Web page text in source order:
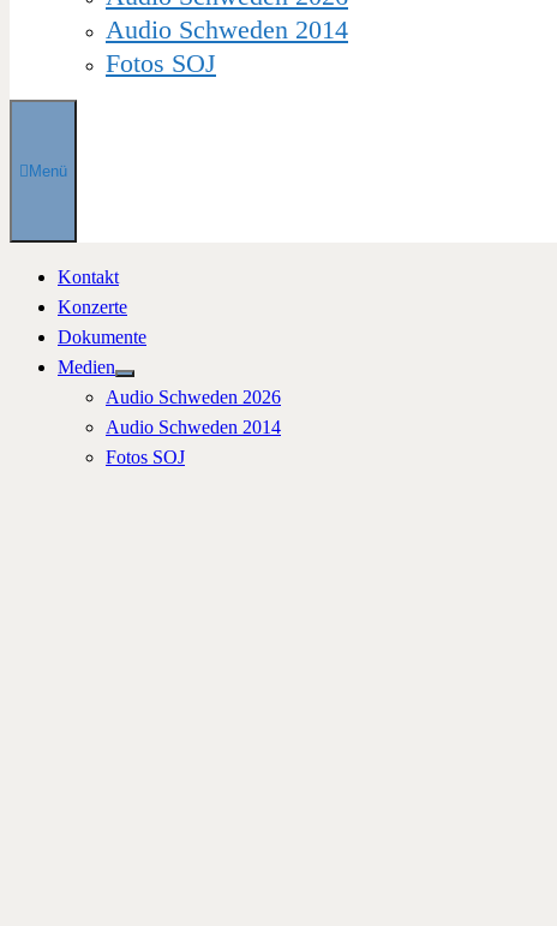
Audio Schweden 2014
Fotos SOJ
Menü
Kontakt
Konzerte
Dokumente
Medien
anzeigen
Audio Schweden 2026
Audio Schweden 2014
Fotos SOJ